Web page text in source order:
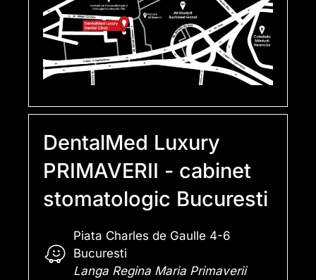
DentalMed Luxury
PRIMAVERII - cabinet
stomatologic Bucuresti
Piata Charles de Gaulle 4-6
Bucuresti
Langa Regina Maria Primaverii